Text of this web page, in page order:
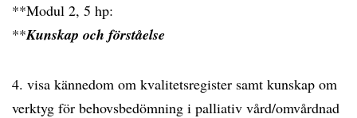
**Modul 2, 5 hp:
**Kunskap och förståelse
4. visa kännedom om kvalitetsregister samt kunskap om
verktyg för behovsbedömning i palliativ vård/omvårdnad